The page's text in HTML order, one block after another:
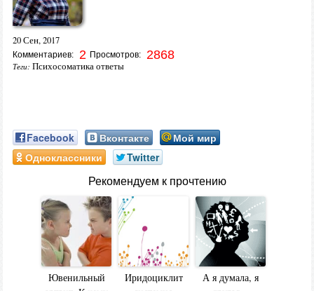
20 Сен, 2017
Комментариев: 2 Просмотров: 2868
Теги: Психосоматика ответы
Facebook Вконтакте
Мой мир
Одноклассники
Twitter
Рекомендуем к прочтению
Ювенильный
Иридоциклит
А я думала, я